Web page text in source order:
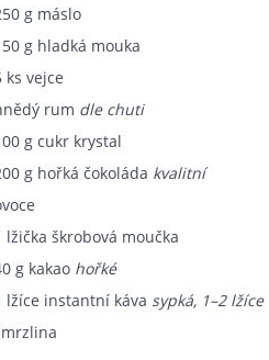
g máslo
g hladká mouka
ks vejce
rum dle chuti
g cukr krystal
g hořká čokoláda kvalitní
lžička škrobová moučka
g kakao hořké
lžíce instantní káva sypká, 1–2 lžíce